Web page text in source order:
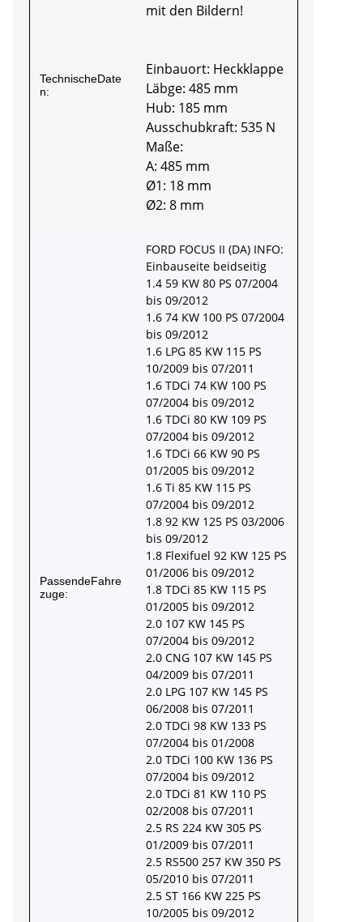
TechnischeDate
n:
mit den Bildern!
Einbauort: Heckklappe
Läbge: 485 mm
Hub: 185 mm
Ausschubkraft: 535 N
Maße:
A: 485 mm
Ø1: 18 mm
Ø2: 8 mm
PassendeFahre
zuge:
FORD FOCUS II (DA) INFO:
Einbauseite beidseitig
1.4 59 KW 80 PS 07/2004
bis 09/2012
1.6 74 KW 100 PS 07/2004
bis 09/2012
1.6 LPG 85 KW 115 PS
10/2009 bis 07/2011
1.6 TDCi 74 KW 100 PS
07/2004 bis 09/2012
1.6 TDCi 80 KW 109 PS
07/2004 bis 09/2012
1.6 TDCi 66 KW 90 PS
01/2005 bis 09/2012
1.6 Ti 85 KW 115 PS
07/2004 bis 09/2012
1.8 92 KW 125 PS 03/2006
bis 09/2012
1.8 Flexifuel 92 KW 125 PS
01/2006 bis 09/2012
1.8 TDCi 85 KW 115 PS
01/2005 bis 09/2012
2.0 107 KW 145 PS
07/2004 bis 09/2012
2.0 CNG 107 KW 145 PS
04/2009 bis 07/2011
2.0 LPG 107 KW 145 PS
06/2008 bis 07/2011
2.0 TDCi 98 KW 133 PS
07/2004 bis 01/2008
2.0 TDCi 100 KW 136 PS
07/2004 bis 09/2012
2.0 TDCi 81 KW 110 PS
02/2008 bis 07/2011
2.5 RS 224 KW 305 PS
01/2009 bis 07/2011
2.5 RS500 257 KW 350 PS
05/2010 bis 07/2011
2.5 ST 166 KW 225 PS
10/2005 bis 09/2012